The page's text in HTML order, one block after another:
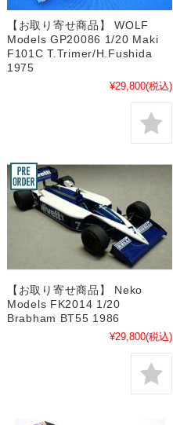
【お取り寄せ商品】 WOLF
Models GP20086 1/20 Maki
F101C T.Trimer/H.Fushida
1975
¥29,800(税込)
【お取り寄せ商品】 Neko
Models FK2014 1/20
Brabham BT55 1986
¥29,800(税込)